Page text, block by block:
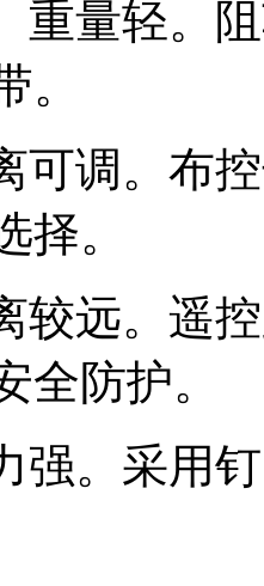
重量轻。
。
可调。布
择。
较远。遥
全防护。
强。采用